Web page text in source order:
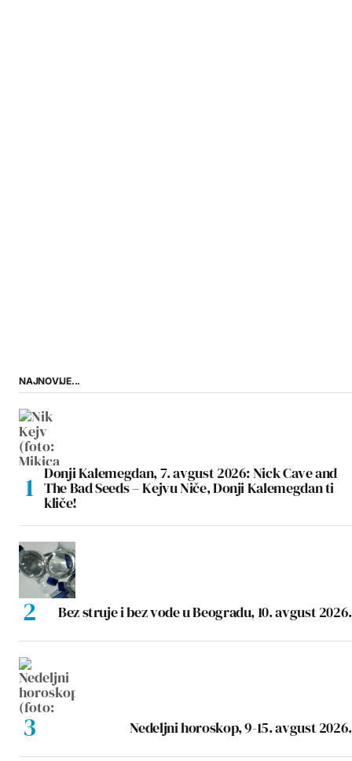
NAJNOVIJE...
Donji Kalemegdan, 7. avgust 2026: Nick Cave and
The Bad Seeds – Kejvu Niče, Donji Kalemegdan ti
kliče!
Bez struje i bez vode u Beogradu, 10. avgust 2026.
Nedeljni horoskop, 9-15. avgust 2026.